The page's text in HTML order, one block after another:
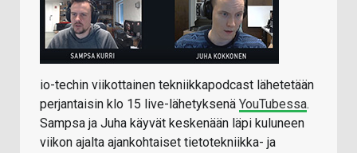
io-techin viikottainen tekniikkapodcast lähetetään
perjantaisin klo 15 live-lähetyksenä YouTubessa.
Sampsa ja Juha käyvät keskenään läpi kuluneen
viikon ajalta ajankohtaiset tietotekniikka- ja